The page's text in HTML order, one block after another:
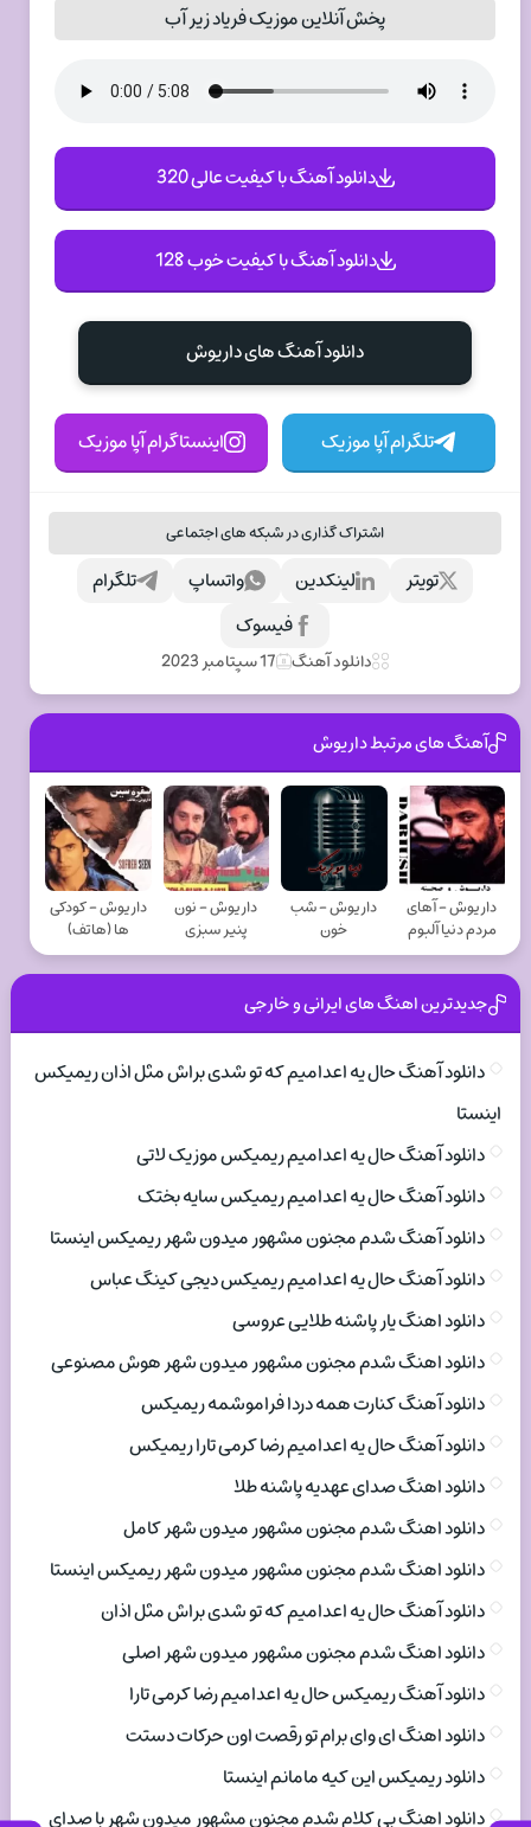
پخش آنلاین موزیک فریاد زیر آب
دانلود آهنگ با کیفیت عالی 320
دانلود آهنگ با کیفیت خوب 128
دانلود آهنگ های داریوش
تلگرام آپا موزیک اینستاگرام آپا موزیک
اشتراک گذاری در شبکه های اجتماعی
تلگرام واتساپ لینکدین
تویتر
فیسوک
دانلود آهنگ 17 سپتامبر 2023
آهنگ های مرتبط داریوش
داریوش - آهای
مردم دنیا آلبوم
داریوش - شب
خون
داریوش - نون
پنیر سبزی
داریوش - کودکی
ها (هاتف)
جدیدترین اهنگ های ایرانی و خارجی
دانلود آهنگ حال یه اعدامیم که تو شدی براش مثل اذان ریمیکس
اینستا
دانلود آهنگ حال یه اعدامیم ریمیکس موزیک لاتی
دانلود آهنگ حال یه اعدامیم ریمیکس سایه بختک
دانلود آهنگ شدم مجنون مشهور میدون شهر ریمیکس اینستا
دانلود آهنگ حال یه اعدامیم ریمیکس دیجی کینگ عباس
دانلود اهنگ یار پاشنه طلایی عروسی
دانلود اهنگ شدم مجنون مشهور میدون شهر هوش مصنوعی
دانلود آهنگ کنارت همه دردا فراموشمه ریمیکس
دانلود آهنگ حال یه اعدامیم رضا کرمی تارا ریمیکس
دانلود اهنگ صدای عهدیه پاشنه طلا
دانلود اهنگ شدم مجنون مشهور میدون شهر کامل
دانلود اهنگ شدم مجنون مشهور میدون شهر ریمیکس اینستا
دانلود آهنگ حال یه اعدامیم که تو شدی براش مثل اذان
دانلود اهنگ شدم مجنون مشهور میدون شهر اصلی
دانلود آهنگ ریمیکس حال یه اعدامیم رضا کرمی تارا
دانلود اهنگ ای وای برام تو رقصت اون حرکات دستت
دانلود ریمیکس این کیه مامانم اینستا
دانلود اهنگ بی کلام شدم مجنون مشهور میدون شهر با صدای